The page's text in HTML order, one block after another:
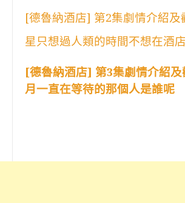
[德魯納酒店] 第2集劇情介紹及
星只想過人類的時間不想在酒
[德魯納酒店] 第3集劇情介紹
月一直在等待的那個人是誰呢